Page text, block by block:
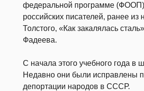
федеральной программе (ФООП).
российских писателей, ранее
Толстого, «Как закалялась
Фадеева.
С начала этого учебного года в
Недавно они были исправлены
депортации народов в СССР.